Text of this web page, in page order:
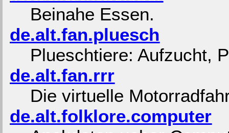
Beinahe Essen.
de.alt.fan.pluesch
Plueschtiere: Aufzucht,
de.alt.fan.rrr
Die virtuelle
de.alt.folklore.computer